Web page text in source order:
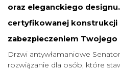
oraz eleganckiego
certyfikowanej konstrukcji
zabezpieczeniem Twojego
Drzwi antywłamaniowe
rozwiązanie dla osób, które